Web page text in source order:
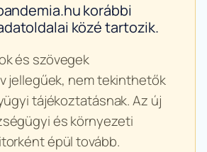
korábbi
közé tartozik.
és szövegek
jellegűek, nem tekinthetők
tájékoztatásnak. Az új
és környezeti
épül tovább.